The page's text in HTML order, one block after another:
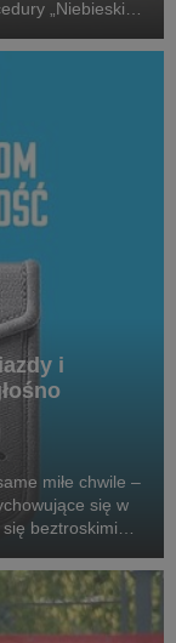
„Niebieskiej
i
miłe chwile –
się w
beztroskimi